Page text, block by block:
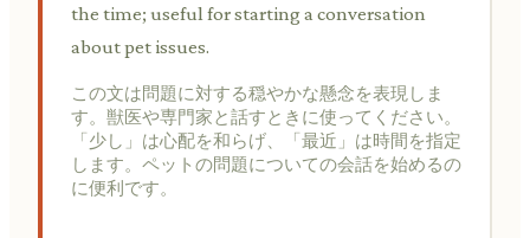
the time; useful for starting a conversation
about pet issues.
この文は問題に対する穏やかな懸念を表現しま
す。獣医や専門家と話すときに使ってください。
「少し」は心配を和らげ、「最近」は時間を指定
します。ペットの問題についての会話を始めるの
に便利です。